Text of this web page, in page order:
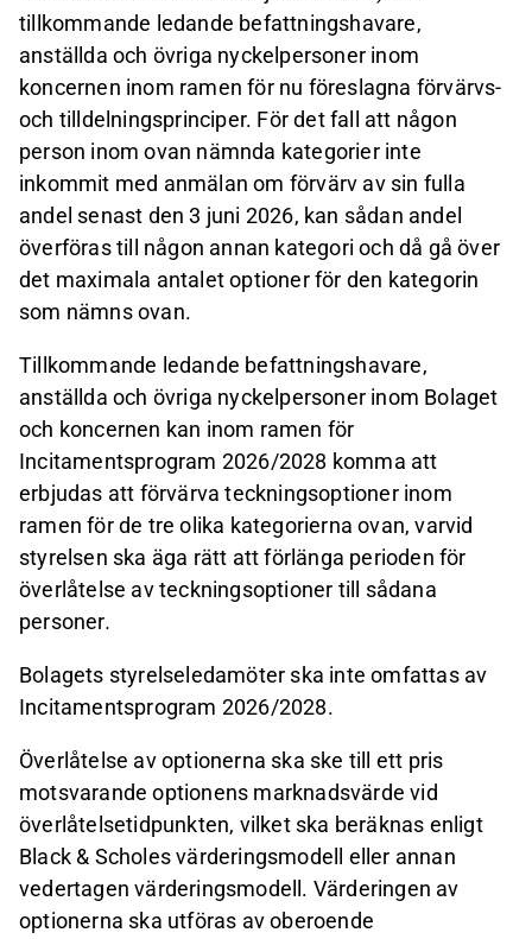
tillkommande ledande befattningshavare,
anställda och övriga nyckelpersoner inom
koncernen inom ramen för nu föreslagna förvärvs-
och tilldelningsprinciper. För det fall att någon
person inom ovan nämnda kategorier inte
inkommit med anmälan om förvärv av sin fulla
andel senast den 3 juni 2026, kan sådan andel
överföras till någon annan kategori och då gå över
det maximala antalet optioner för den kategorin
som nämns ovan.
Tillkommande ledande befattningshavare,
anställda och övriga nyckelpersoner inom Bolaget
och koncernen kan inom ramen för
Incitamentsprogram 2026/2028 komma att
erbjudas att förvärva teckningsoptioner inom
ramen för de tre olika kategorierna ovan, varvid
styrelsen ska äga rätt att förlänga perioden för
överlåtelse av teckningsoptioner till sådana
personer.
Bolagets styrelseledamöter ska inte omfattas av
Incitamentsprogram 2026/2028.
Överlåtelse av optionerna ska ske till ett pris
motsvarande optionens marknadsvärde vid
överlåtelsetidpunkten, vilket ska beräknas enligt
Black & Scholes värderingsmodell eller annan
vedertagen värderingsmodell. Värderingen av
optionerna ska utföras av oberoende